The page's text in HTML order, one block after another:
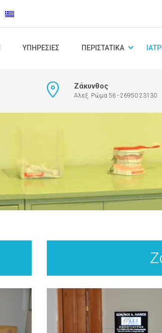
ΥΠΗΡΕΣΊΕΣ ΠΕΡΙΣΤΑΤΙΚΆ
Ζάκυνθος
Αλεξ. Ρώμα 56 - 26950 23130